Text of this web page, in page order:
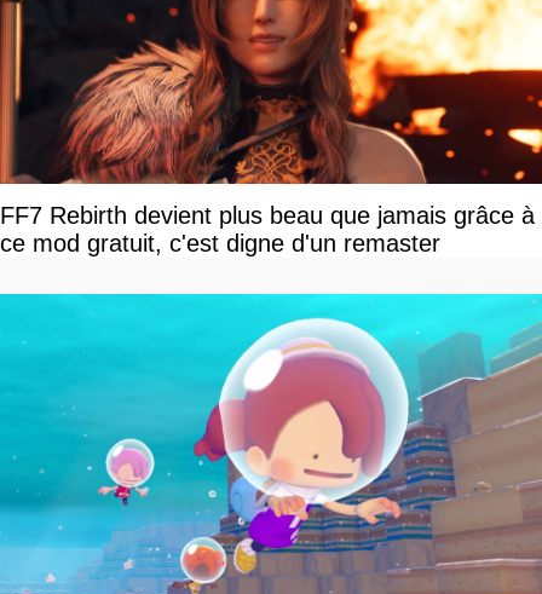
FF7 Rebirth devient plus beau que jamais grâce à
ce mod gratuit, c'est digne d'un remaster